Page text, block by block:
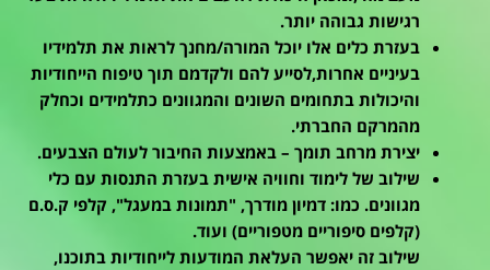
רגישות גבוהה יותר.
בעזרת כלים אלו יוכל המורה/מחנך לראות את תלמידיו
בעיניים אחרות,לסייע להם ולקדמם תוך טיפוח הייחודיות
והיכולות בתחומים השונים והמגוונים כתלמידים וכחלק
מהמרקם החברתי.
יצירת מרחב תומך – באמצעות החיבור לעולם הצבעים.
שילוב של לימוד וחוויה אישית בעזרת התנסות עם כלי
מגוונים. כמו: דמיון מודרך, "תמונות במעגל", קלפי ק.ס.ם
(קלפים סיפוריים מטפוריים) ועוד.
שילוב זה יאפשר העלאת המודעות לייחודיות בתוכנו,